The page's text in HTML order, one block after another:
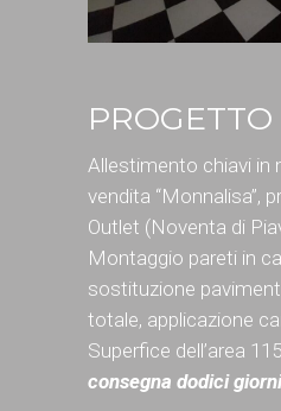
PROGETTO
Allestimento chiavi in
vendita “Monnalisa”,
Outlet (Noventa di
Montaggio pareti in
sostituzione
totale, applicazione
Superfice dell’area
consegna dodici giorni